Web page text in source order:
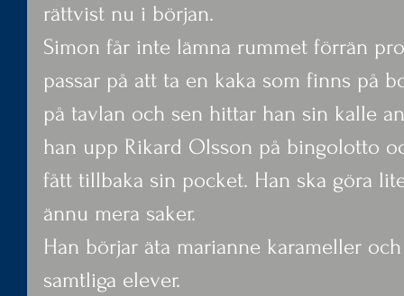
rättvist nu i början.
Simon får inte lämna rummet förrän
passar på att ta en kaka som finns på
på tavlan och sen hittar han sin kalle
han upp Rikard Olsson på bingolotto
fått tillbaka sin pocket. Han ska göra
ännu mera saker.
Han börjar äta marianne karameller
samtliga elever.